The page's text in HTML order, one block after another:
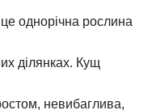
це однорічна рослина
ділянках. Кущ
невибаглива,